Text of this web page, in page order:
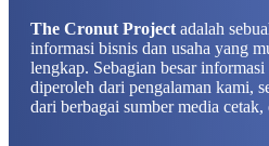
The Cronut Project adalah
informasi bisnis dan usaha yang
lengkap. Sebagian besar
diperoleh dari pengalaman kami,
dari berbagai sumber media